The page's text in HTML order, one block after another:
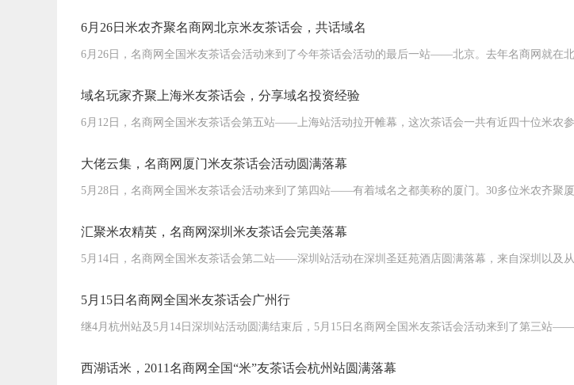
6月26日米农齐聚名商网北京米友茶话会，共话域名
6月26日，名商网全国米友茶话会活动来到了今年茶话会活动的最后一站——北京。去年名商网就在
域名玩家齐聚上海米友茶话会，分享域名投资经验
6月12日，名商网全国米友茶话会第五站——上海站活动拉开帷幕，这次茶话会一共有近四十位米农参
大佬云集，名商网厦门米友茶话会活动圆满落幕
5月28日，名商网全国米友茶话会活动来到了第四站——有着域名之都美称的厦门。30多位米农齐聚
汇聚米农精英，名商网深圳米友茶话会完美落幕
5月14日，名商网全国米友茶话会第二站——深圳站活动在深圳圣廷苑酒店圆满落幕，来自深圳以及
5月15日名商网全国米友茶话会广州行
继4月杭州站及5月14日深圳站活动圆满结束后，5月15日名商网全国米友茶话会活动来到了第三站——
西湖话米，2011名商网全国“米”友茶话会杭州站圆满落幕